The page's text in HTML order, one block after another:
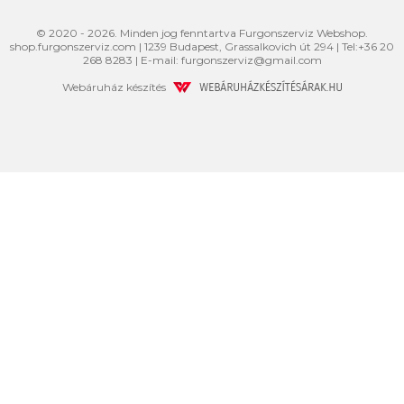
© 2020 - 2026. Minden jog fenntartva Furgonszerviz Webshop.
shop.furgonszerviz.com | 1239 Budapest, Grassalkovich út 294 | Tel:+36 20
268 8283 | E-mail: furgonszerviz@gmail.com
Webáruház készítés